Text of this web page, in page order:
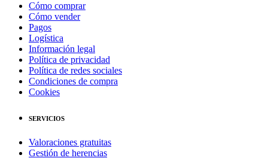
Cómo comprar
Cómo vender
Pagos
Logística
Información legal
Política de privacidad
Política de redes sociales
Condiciones de compra
Cookies
SERVICIOS
Valoraciones gratuitas
Gestión de herencias